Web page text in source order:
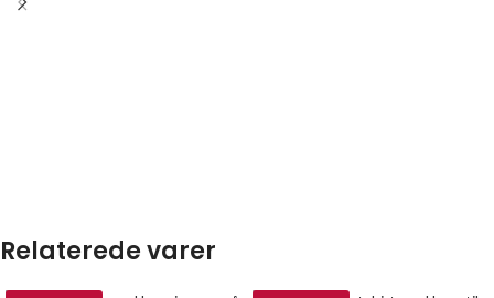
opstart og fragt
Relaterede varer